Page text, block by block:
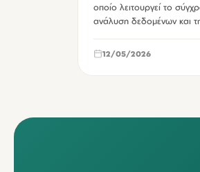
οποίο λειτουργεί το
ανάλυση δεδομένων και
12/05/2026